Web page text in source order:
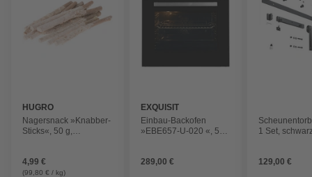
HUGRO
Nagersnack »Knabber-
Sticks«, 50 g,
4,99 €
(99,80 € / kg)
EXQUISIT
Einbau-Backofen
»EBE657-U-020 «, 59 l,
289,00 €
1 Set,
129,00 €